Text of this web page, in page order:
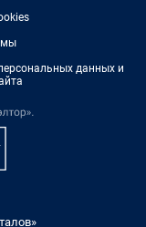
данных и